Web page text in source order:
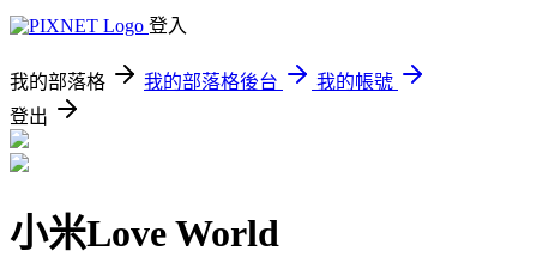
登入
我的部落格 我的部落格後台
我的帳號
登出
小米Love World